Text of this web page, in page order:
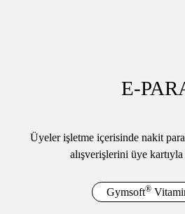
E-
Üyeler işletme içerisinde nakit
alışverişlerini üye
Gymsoft®